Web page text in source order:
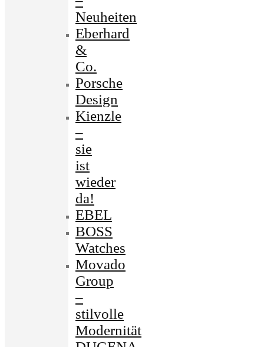
Neuheiten
Eberhard
&
Co.
Porsche
Design
Kienzle
–
sie
ist
wieder
da!
EBEL
BOSS
Watches
Movado
Group
–
stilvolle
Modernität